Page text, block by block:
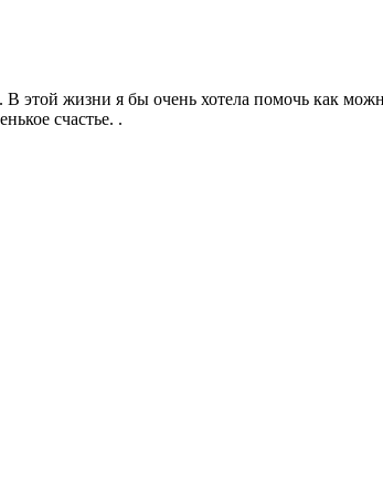
этой жизни я бы очень хотела помочь как
счастье. .